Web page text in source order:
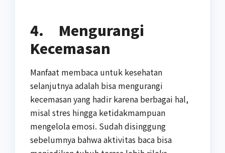
4. Mengurangi
Kecemasan
Manfaat membaca untuk kesehatan
selanjutnya adalah bisa mengurangi
kecemasan yang hadir karena berbagai hal,
misal stres hingga ketidakmampuan
mengelola emosi. Sudah disinggung
sebelumnya bahwa aktivitas baca bisa